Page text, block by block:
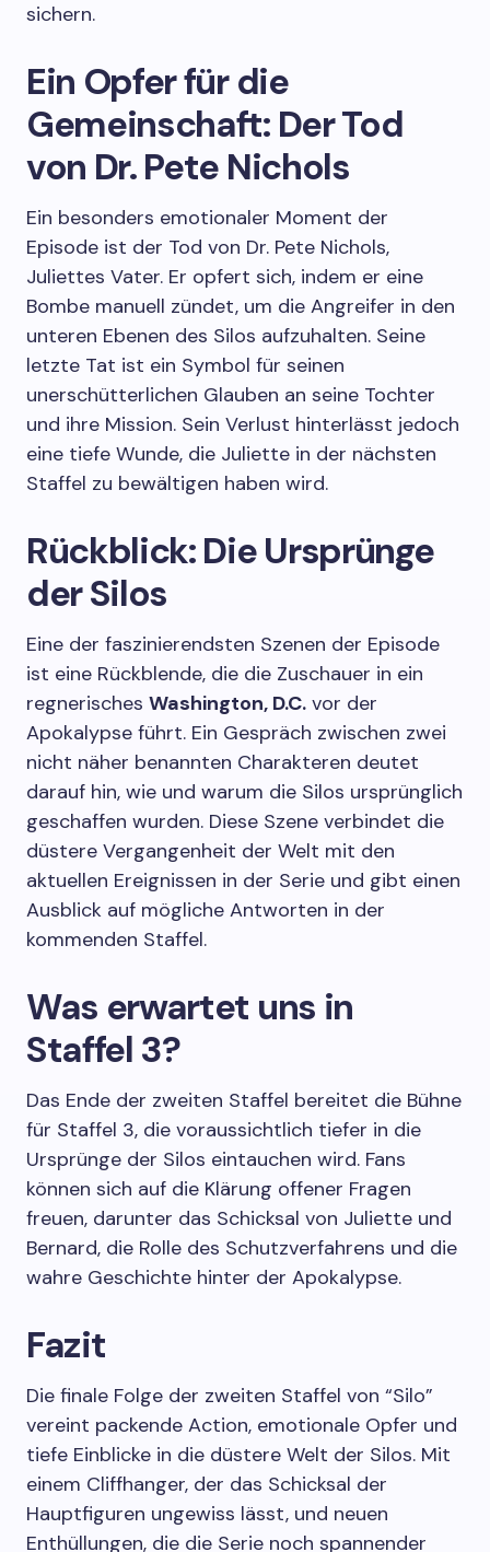
sichern.
Ein Opfer für die
Gemeinschaft: Der Tod
von Dr. Pete Nichols
Ein besonders emotionaler Moment der
Episode ist der Tod von Dr. Pete Nichols,
Juliettes Vater. Er opfert sich, indem er eine
Bombe manuell zündet, um die Angreifer in den
unteren Ebenen des Silos aufzuhalten. Seine
letzte Tat ist ein Symbol für seinen
unerschütterlichen Glauben an seine Tochter
und ihre Mission. Sein Verlust hinterlässt jedoch
eine tiefe Wunde, die Juliette in der nächsten
Staffel zu bewältigen haben wird.
Rückblick: Die Ursprünge
der Silos
Eine der faszinierendsten Szenen der Episode
ist eine Rückblende, die die Zuschauer in ein
regnerisches Washington, D.C. vor der
Apokalypse führt. Ein Gespräch zwischen zwei
nicht näher benannten Charakteren deutet
darauf hin, wie und warum die Silos ursprünglich
geschaffen wurden. Diese Szene verbindet die
düstere Vergangenheit der Welt mit den
aktuellen Ereignissen in der Serie und gibt einen
Ausblick auf mögliche Antworten in der
kommenden Staffel.
Was erwartet uns in
Staffel 3?
Das Ende der zweiten Staffel bereitet die Bühne
für Staffel 3, die voraussichtlich tiefer in die
Ursprünge der Silos eintauchen wird. Fans
können sich auf die Klärung offener Fragen
freuen, darunter das Schicksal von Juliette und
Bernard, die Rolle des Schutzverfahrens und die
wahre Geschichte hinter der Apokalypse.
Fazit
Die finale Folge der zweiten Staffel von “Silo”
vereint packende Action, emotionale Opfer und
tiefe Einblicke in die düstere Welt der Silos. Mit
einem Cliffhanger, der das Schicksal der
Hauptfiguren ungewiss lässt, und neuen
Enthüllungen, die die Serie noch spannender